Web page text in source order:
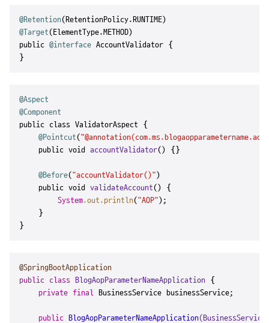
@Retention
@Target(ElementType.METHOD)
public @interface AccountValidator {
}
@Aspect
@Component
public class ValidatorAspect {
@Pointcut(
    public void
accountValidator() {}
@Before("accountValidator()")
    public void
validateAccount() {
System.out .println("AOP");
    }
}
@SpringBootApplication
public
class BlogAopParameterNameApplication {
private final BusinessService businessService;
public BlogAopParameterNameApplication